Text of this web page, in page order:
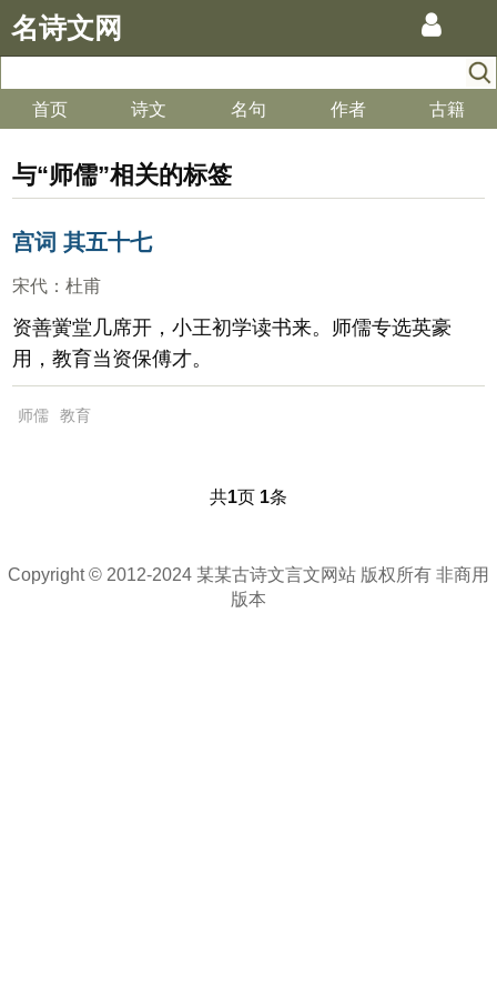
名诗文网
首页 诗文 名句 作者 古籍
与“师儒”相关的标签
宫词 其五十七
宋代 ： 杜甫
资善黉堂几席开，小王初学读书来。师儒专选英豪
用，教育当资保傅才。
师儒 教育
共1页 1条
Copyright © 2012-2024 某某古诗文言文网站 版权所有 非商用
版本